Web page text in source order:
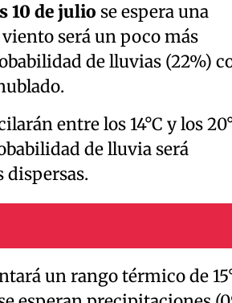
10 de julio se espera una
viento será un poco más
de lluvias (22%)
entre los 14°C y los
de lluvia será
dispersas.
un rango térmico de